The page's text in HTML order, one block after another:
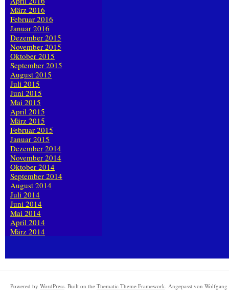
März 2016
Februar 2016
Januar 2016
Dezember 2015
November 2015
Oktober 2015
September 2015
August 2015
Juli 2015
Juni 2015
Mai 2015
April 2015
März 2015
Februar 2015
Januar 2015
Dezember 2014
November 2014
Oktober 2014
September 2014
August 2014
Juli 2014
Juni 2014
Mai 2014
April 2014
März 2014
Powered by WordPress. Built on the Thematic Theme Framework. Angepasst von